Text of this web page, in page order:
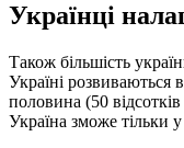
Українці
Також більшість
Україні
половина (50
Україна зможе тільки